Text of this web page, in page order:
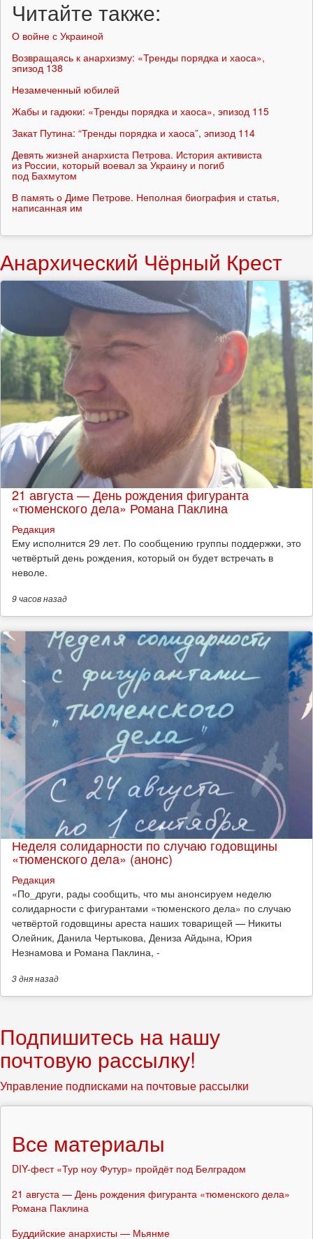
Читайте также:
О войне с Украиной
Возвращаясь к анархизму: «Тренды порядка и хаоса»,
эпизод 138
Незамеченный юбилей
Жабы и гадюки: «Тренды порядка и хаоса», эпизод 115
Закат Путина: “Тренды порядка и хаоса”, эпизод 114
Девять жизней анархиста Петрова. История активиста
из России, который воевал за Украину и погиб
под Бахмутом
В память о Диме Петрове. Неполная биография и статья,
написанная им
Анархический Чёрный Крест
21 августа — День рождения фигуранта
«тюменского дела» Романа Паклина
Редакция
Ему исполнится 29 лет. По сообщению группы поддержки, это
четвёртый день рождения, который он будет встречать в
неволе.
9 часовназад
Неделя солидарности по случаю годовщины
«тюменского дела» (анонс)
Редакция
​«По_други, рады сообщить, что мы анонсируем неделю
солидарности с фигурантами «тюменского дела» по случаю
четвёртой годовщины ареста наших товарищей — Никиты
Олейник, Данила Чертыкова, Дениза Айдына, Юрия
Незнамова и Романа Паклина, -
3 дняназад
Подпишитесь на нашу
почтовую рассылку!
Управление подписками на почтовые рассылки
Все материалы
DIY-фест «Тур ноу Футур» пройдёт под Белградом
21 августа — День рождения фигуранта «тюменского дела»
Романа Паклина
Буддийские анархисты — Мьянме